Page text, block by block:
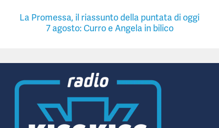
La Promessa, il riassunto della puntata di oggi
7 agosto: Curro e Angela in bilico